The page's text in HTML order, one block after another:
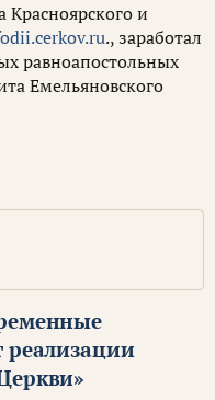
и
., заработал
равноапостольных
Емельяновского
реализации